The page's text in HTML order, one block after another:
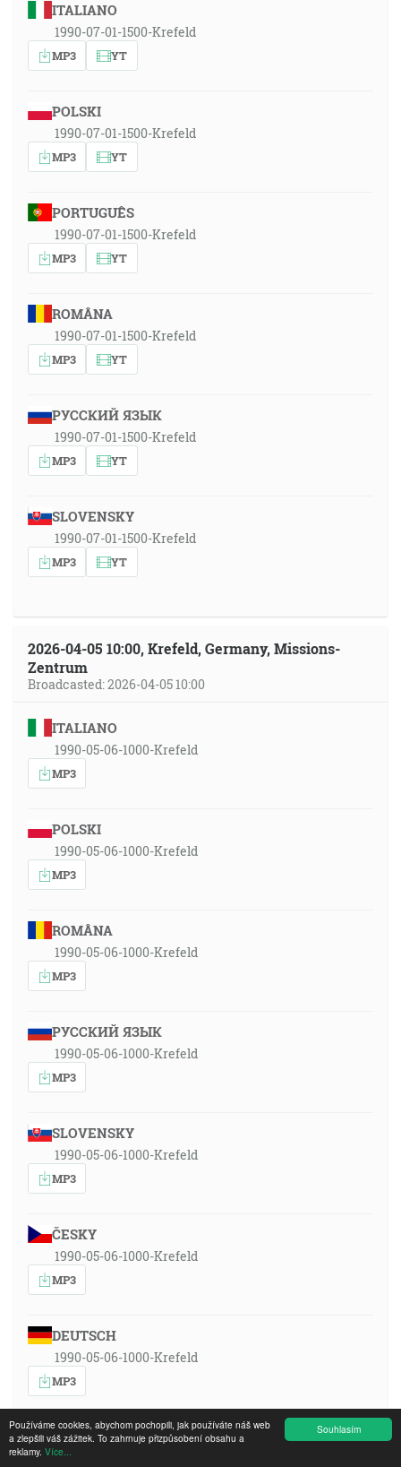
Souhlasím
Používáme cookies, abychom pochopili, jak používáte náš web
a zlepšili váš zážitek. To zahrnuje přizpůsobení obsahu a
reklamy. Více...
ITALIANO
1990-07-01-1500-Krefeld
MP3 YT
POLSKI
1990-07-01-1500-Krefeld
MP3 YT
PORTUGUÊS
1990-07-01-1500-Krefeld
MP3 YT
ROMÂNA
1990-07-01-1500-Krefeld
MP3 YT
РУССКИЙ ЯЗЫК
1990-07-01-1500-Krefeld
MP3 YT
SLOVENSKY
1990-07-01-1500-Krefeld
MP3 YT
2026-04-05 10:00, Krefeld, Germany, Missions-
Zentrum
Broadcasted: 2026-04-05 10:00
ITALIANO
1990-05-06-1000-Krefeld
MP3
POLSKI
1990-05-06-1000-Krefeld
MP3
ROMÂNA
1990-05-06-1000-Krefeld
MP3
РУССКИЙ ЯЗЫК
1990-05-06-1000-Krefeld
MP3
SLOVENSKY
1990-05-06-1000-Krefeld
MP3
ČESKY
1990-05-06-1000-Krefeld
MP3
DEUTSCH
1990-05-06-1000-Krefeld
MP3
ENGLISH
1990-05-06-1000-Krefeld